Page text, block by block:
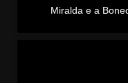
Miralda e a